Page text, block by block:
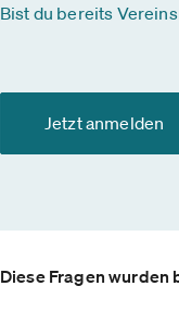
Bist du bereits
Jetzt anmelden
Diese Fragen wurden